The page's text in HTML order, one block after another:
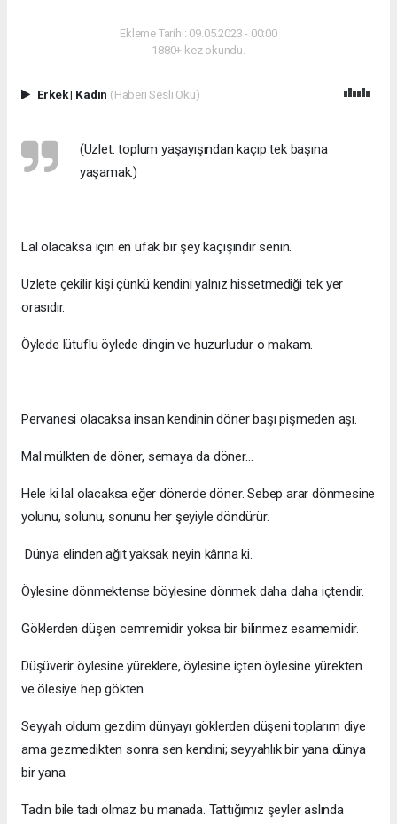
Ekleme Tarihi: 09.05.2023 - 00:00
1880+ kez okundu.
Erkek| Kadın (Haberi Sesli Oku)
(Uzlet: toplum yaşayışından kaçıp tek başına
yaşamak.)
Lal olacaksa için en ufak bir şey kaçışındır senin.
Uzlete çekilir kişi çünkü kendini yalnız hissetmediği tek yer
orasıdır.
Öylede lütuflu öylede dingin ve huzurludur o makam.
Pervanesi olacaksa insan kendinin döner başı pişmeden aşı.
Mal mülkten de döner, semaya da döner...
Hele ki lal olacaksa eğer dönerde döner. Sebep arar dönmesine
yolunu, solunu, sonunu her şeyiyle döndürür.
Dünya elinden ağıt yaksak neyin kârına ki.
Öylesine dönmektense böylesine dönmek daha daha içtendir.
Göklerden düşen cemremidir yoksa bir bilinmez esamemidir.
Düşüverir öylesine yüreklere, öylesine içten öylesine yürekten
ve ölesiye hep gökten.
Seyyah oldum gezdim dünyayı göklerden düşeni toplarım diye
ama gezmedikten sonra sen kendini; seyyahlık bir yana dünya
bir yana.
Tadın bile tadı olmaz bu manada. Tattığımız şeyler aslında